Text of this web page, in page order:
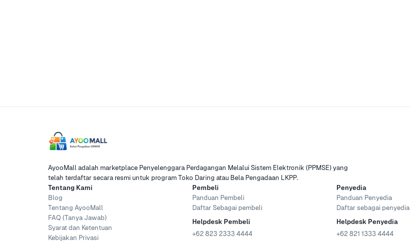
AyooMall adalah marketplace Penyelenggara Perdagangan Melalui Sistem Elektronik (PPMSE) yang
telah terdaftar secara resmi untuk program Toko Daring atau Bela Pengadaan LKPP.
Tentang Kami
Blog
Tentang AyooMall
FAQ (Tanya Jawab)
Syarat dan Ketentuan
Kebijakan Privasi
Pembeli
Panduan Pembeli
Daftar Sebagai pembeli
Helpdesk Pembeli
+62 823 2333 4444
Penyedia
Panduan Penyedia
Daftar sebagai penyedia
Helpdesk Penyedia
+62 821 1333 4444